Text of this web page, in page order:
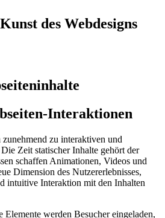
des Webdesigns
Interaktionen
zu interaktiven und
Zeit statischer Inhalte gehört der
schaffen Animationen, Videos und
Dimension des Nutzererlebnisses,
intuitive Interaktion mit den Inhalten
Elemente werden Besucher eingeladen,